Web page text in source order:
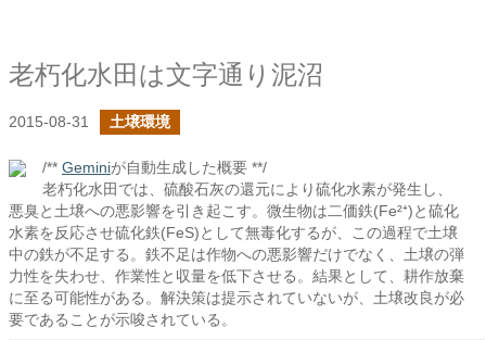
老朽化水田は文字通り泥沼
2015-08-31 土壌環境
/** Geminiが自動生成した概要 **/
老朽化水田では、硫酸石灰の還元により硫化水素が発生し、
悪臭と土壌への悪影響を引き起こす。微生物は二価鉄(Fe²⁺)と硫化
水素を反応させ硫化鉄(FeS)として無毒化するが、この過程で土壌
中の鉄が不足する。鉄不足は作物への悪影響だけでなく、土壌の弾
力性を失わせ、作業性と収量を低下させる。結果として、耕作放棄
に至る可能性がある。解決策は提示されていないが、土壌改良が必
要であることが示唆されている。